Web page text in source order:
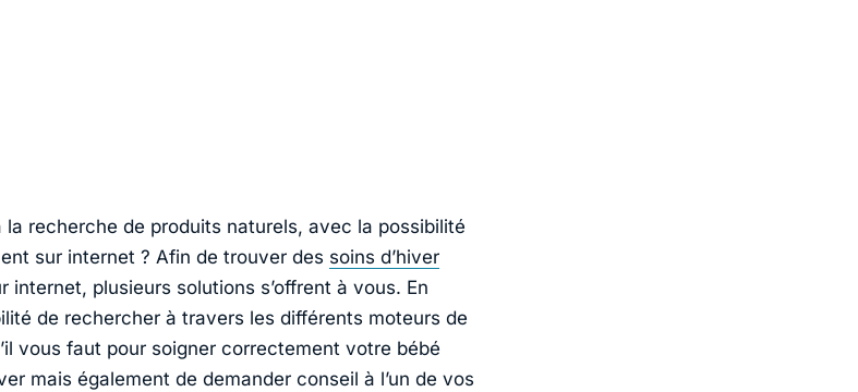
recherche de produits naturels, avec la possibilité
sur internet ? Afin de trouver des soins d’hiver
internet, plusieurs solutions s’offrent à vous. En
de rechercher à travers les différents moteurs de
vous faut pour soigner correctement votre bébé
mais également de demander conseil à l’un de vos